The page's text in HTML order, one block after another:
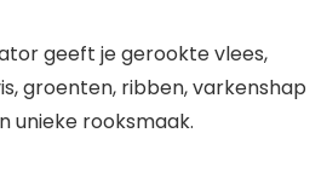
geeft je gerookte vlees,
groenten, ribben, varkenshap
unieke rooksmaak.